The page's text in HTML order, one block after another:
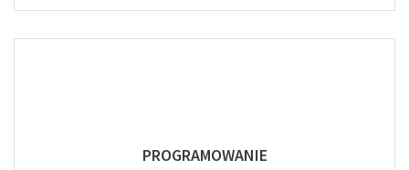
PROGRAMOWANIE